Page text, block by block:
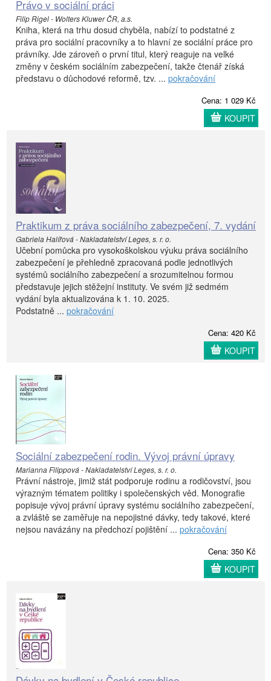
Právo v sociální práci
Filip Rigel - Wolters Kluwer ČR, a.s.
Kniha, která na trhu dosud chyběla, nabízí to podstatné z
práva pro sociální pracovníky a to hlavní ze sociální práce pro
právníky. Jde zároveň o první titul, který reaguje na velké
změny v českém sociálním zabezpečení, takže čtenář získá
představu o důchodové reformě, tzv. ... pokračování
Cena: 1 029 Kč
KOUPIT
Praktikum z práva sociálního zabezpečení, 7. vydání
Gabriela Halířová - Nakladatelství Leges, s. r. o.
Učební pomůcka pro vysokoškolskou výuku práva sociálního
zabezpečení je přehledně zpracovaná podle jednotlivých
systémů sociálního zabezpečení a srozumitelnou formou
představuje jejich stěžejní instituty. Ve svém již sedmém
vydání byla aktualizována k 1. 10. 2025.
Podstatně ... pokračování
Cena: 420 Kč
KOUPIT
Sociální zabezpečení rodin. Vývoj právní úpravy
Marianna Filippová - Nakladatelství Leges, s. r. o.
Právní nástroje, jimiž stát podporuje rodinu a rodičovství, jsou
výrazným tématem politiky i společenských věd. Monografie
popisuje vývoj právní úpravy systému sociálního zabezpečení,
a zvláště se zaměřuje na nepojistné dávky, tedy takové, které
nejsou navázány na předchozí pojištění ... pokračování
Cena: 350 Kč
KOUPIT